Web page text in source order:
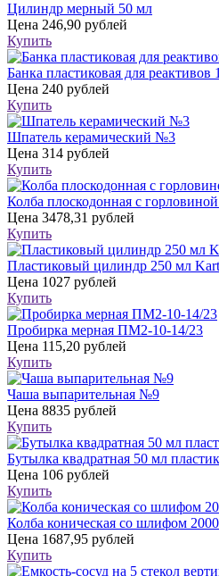
Цилиндр мерный 50 мл
Цена 246,90 рублей
Купить
Банка пластиковая для реактивов
Цена 240 рублей
Купить
Шпатель керамический №3
Цена 314 рублей
Купить
Колба плоскодонная с
Цена 3478,31 рублей
Купить
Пластиковый цилиндр 250 мл
Цена 1027 рублей
Купить
Пробирка мерная ПМ2-10-14/23
Цена 115,20 рублей
Купить
Чаша выпарительная №9
Цена 8835 рублей
Купить
Бутылка квадратная 50 мл
Цена 106 рублей
Купить
Колба коническая со шлифом
Цена 1687,95 рублей
Купить